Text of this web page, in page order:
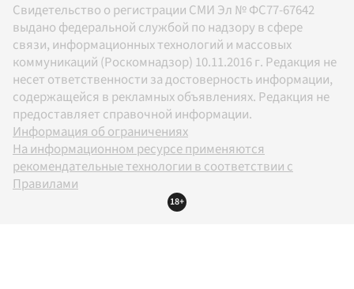
Свидетельство о регистрации СМИ Эл № ФС77-67642
выдано федеральной службой по надзору в сфере
связи, информационных технологий и массовых
коммуникаций (Роскомнадзор) 10.11.2016 г. Редакция не
несет ответственности за достоверность информации,
содержащейся в рекламных объявлениях. Редакция не
предоставляет справочной информации.
Информация об ограничениях
На информационном ресурсе применяются
рекомендательные технологии в соответствии с
Правилами
18+